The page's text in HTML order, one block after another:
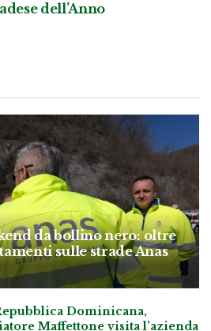
dell’Anno
da bollino nero: oltre
sulle strade Anas
Dominicana,
Maffettone visita l’azienda